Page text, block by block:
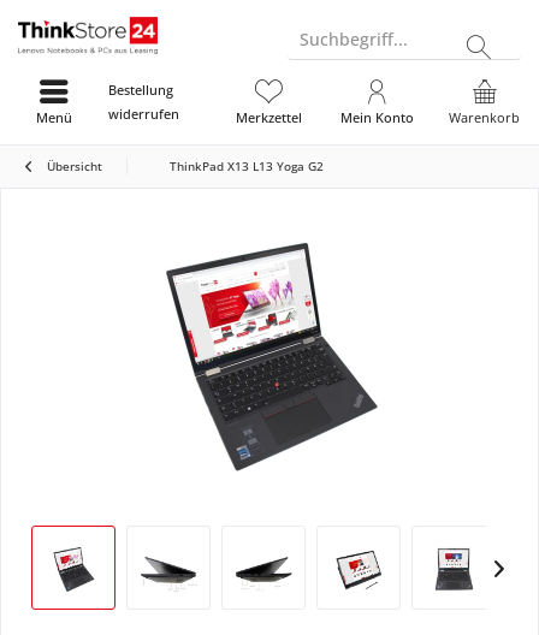
Suchbegriff...
Bestellung
widerrufen
Warenkorb
Merkzettel Mein Konto
Menü
Übersicht ThinkPad X13 L13 Yoga G2